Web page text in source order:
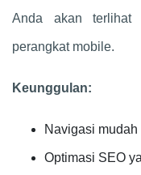
Anda akan terlihat
perangkat mobile.
Keunggulan:
Navigasi
Optimasi SEO